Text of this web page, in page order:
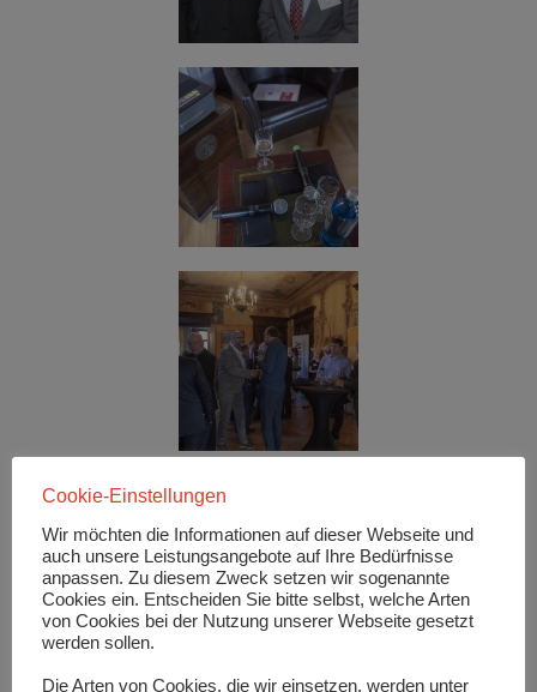
Cookie-Einstellungen
Wir möchten die Informationen auf dieser Webseite und
auch unsere Leistungsangebote auf Ihre Bedürfnisse
anpassen. Zu diesem Zweck setzen wir sogenannte
Cookies ein. Entscheiden Sie bitte selbst, welche Arten
von Cookies bei der Nutzung unserer Webseite gesetzt
werden sollen.
Die Arten von Cookies, die wir einsetzen, werden unter